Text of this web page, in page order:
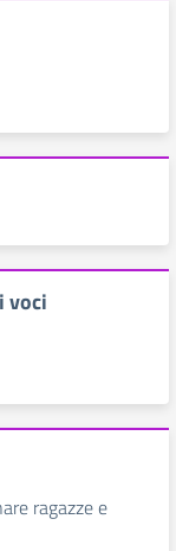
voci
ragazze e